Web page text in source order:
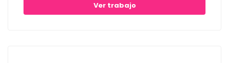
Ver trabajo